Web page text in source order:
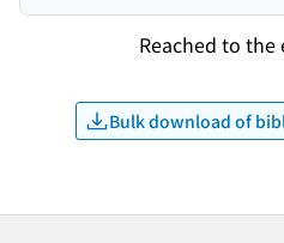
Reached to
Bulk download of